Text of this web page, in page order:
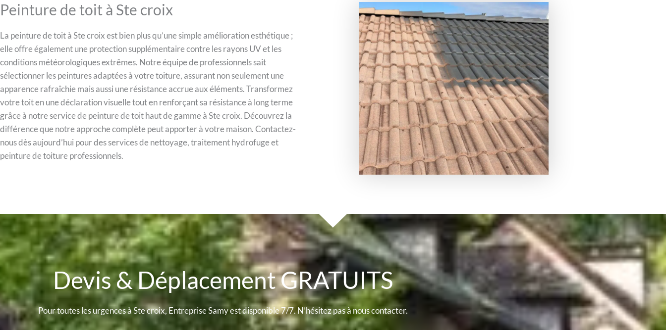
Peinture de toit à Ste croix
La peinture de toit à Ste croix est bien plus qu’une simple amélioration esthétique ;
elle offre également une protection supplémentaire contre les rayons UV et les
conditions météorologiques extrêmes. Notre équipe de professionnels sait
sélectionner les peintures adaptées à votre toiture, assurant non seulement une
apparence rafraîchie mais aussi une résistance accrue aux éléments. Transformez
votre toit en une déclaration visuelle tout en renforçant sa résistance à long terme
grâce à notre service de peinture de toit haut de gamme à Ste croix. Découvrez la
différence que notre approche complète peut apporter à votre maison. Contactez-
nous dès aujourd’hui pour des services de nettoyage, traitement hydrofuge et
peinture de toiture professionnels.
Devis & Déplacement GRATUITS
Pour toutes les urgences à Ste croix, Entreprise Samy est disponible 7/7. N’hésitez pas à nous contacter.